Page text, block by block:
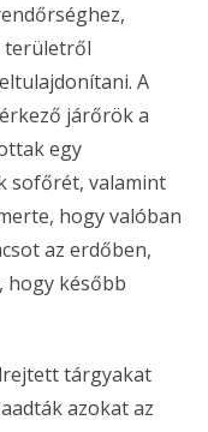
területről
A
járőrök a
egy
sofőrét, valamint
hogy valóban
az erdőben,
hogy később
tárgyakat
azokat az